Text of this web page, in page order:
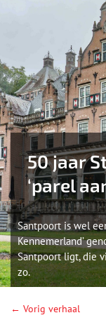
50 jaar
‘parel
Santpoort is wel
Kennemerland’
Santpoort ligt, die
zo.
← Vorig verhaal